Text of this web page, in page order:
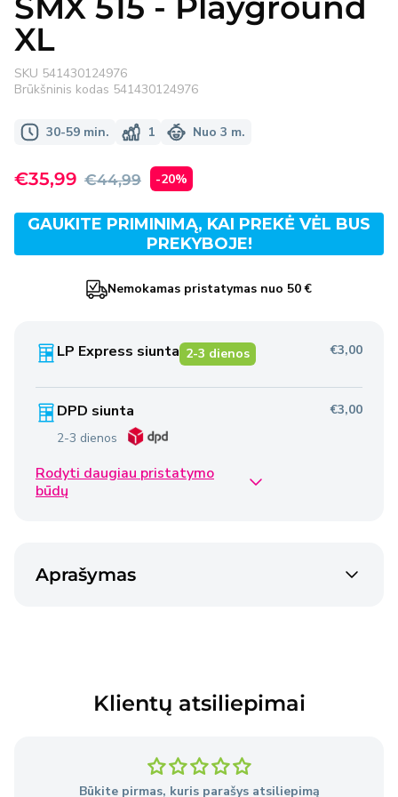
XL
SKU 541430124976
Brūkšninis kodas 541430124976
30-59 min. 1 Nuo 3 m.
Išpardavimo
€35,99
Įprasta €44,99 -20%
GAUKITE PRIMINIMĄ, KAI PREKĖ VĖL BUS
PREKYBOJE!
Nemokamas pristatymas nuo 50 €
LP Express siunta 2-3 dienos €3,00
DPD siunta
2-3 dienos
€3,00
Omniva siunta
Venipak siunta
2-3 dienos
Prekės pristatomos per 2–3 darbo dienas nuo
Pardavėjo sandėlyje nėra reikiamų prekių.
Rodyti daugiau pristatymo
būdų
Aprašymas
Klientų atsiliepimai
Būkite pirmas, kuris parašys atsiliepimą